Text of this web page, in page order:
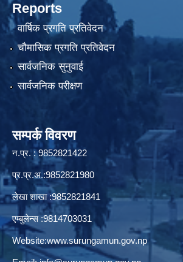
Reports
वार्षिक प्रगति प्रतिवेदन
चौमासिक प्रगति प्रतिवेदन
सार्वजनिक सुनुवाई
सार्वजनिक परीक्षण
सम्पर्क विवरण
न.प्र. : 9852821422
प्र.प्र.अ.:9852821980
लेखा शाखा :9852821841
एम्बुलेन्स :9814703031
Website:www.surungamun.gov.np